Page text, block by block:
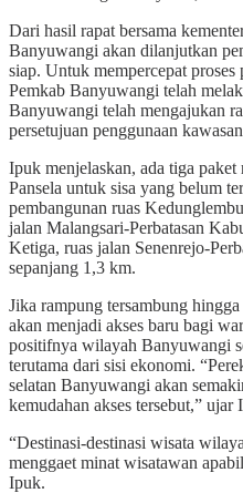
Dari hasil rapat bersama
Banyuwangi akan dilanjutkan
siap. Untuk mempercepat proses
Pemkab Banyuwangi telah
Banyuwangi telah mengajukan
persetujuan penggunaan
Ipuk menjelaskan, ada tiga
Pansela untuk sisa yang belum
pembangunan ruas
jalan Malangsari-Perbatasan
Ketiga, ruas jalan Senenrejo-
sepanjang 1,3 km.
Jika rampung tersambung
akan menjadi akses baru bagi
positifnya wilayah Banyuwangi
terutama dari sisi ekonomi.
selatan Banyuwangi akan
kemudahan akses tersebut,” ujar
“Destinasi-destinasi wisata
menggaet minat wisatawan
Ipuk.